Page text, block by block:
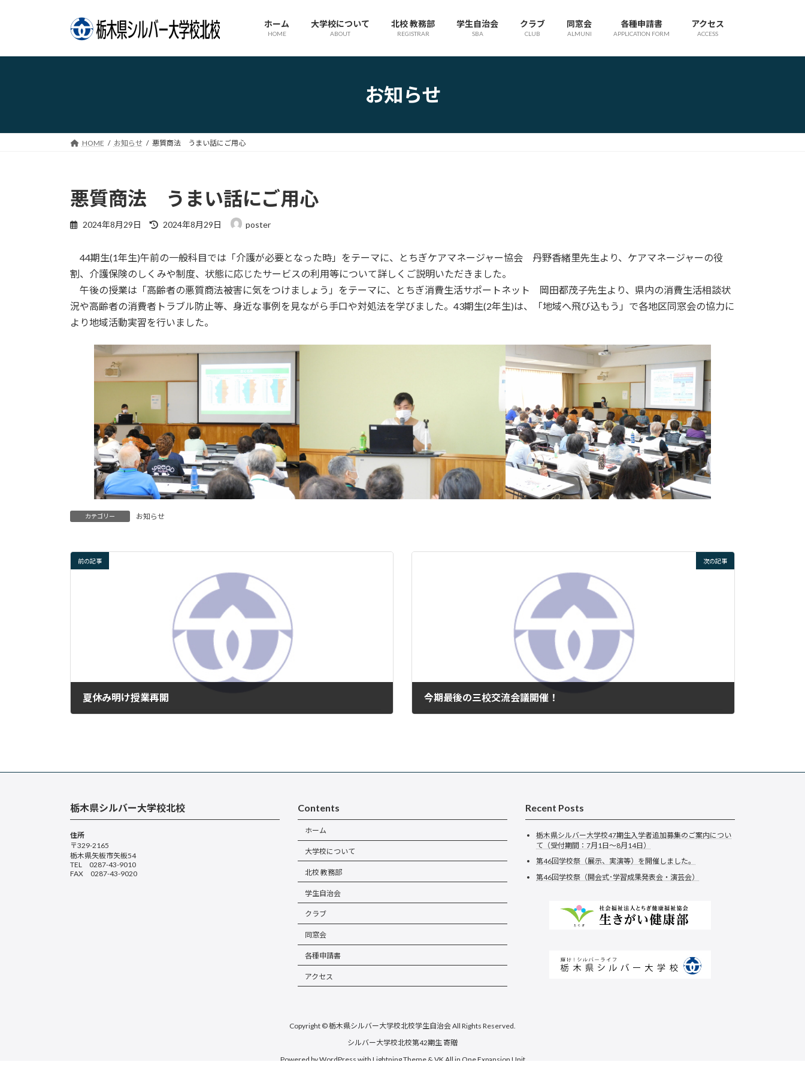
プ
動
ホーム
HOME
大学校について
ABOUT
北校 教務部
REGISTRAR
学生自治会
SBA
クラブ
CLUB
同窓会
ALMUNI
各種申請書
APPLICATION FORM
アクセス
ACCESS
お知らせ
HOME お知らせ 悪質商法 うまい話にご用心
悪質商法 うまい話にご用心
2024年8月29日
最
新
日
:
2024年8月29日 poster
44期生(1年生)午前の一般科目では「介護が必要となった時」をテーマに、とちぎケアマネージャー協会 丹野香緒里先生より、ケアマネージャーの役
割、介護保険のしくみや制度、状態に応じたサービスの利用等について詳しくご説明いただきました。
午後の授業は「高齢者の悪質商法被害に気をつけましょう」をテーマに、とちぎ消費生活サポートネット 岡田都茂子先生より、県内の消費生活相談状
況や高齢者の消費者トラブル防止等、身近な事例を見ながら手口や対処法を学びました。43期生(2年生)は、「地域へ飛び込もう」で各地区同窓会の協力に
より地域活動実習を行いました。
カテゴリー お知らせ
前の記事
夏休み明け授業再開
次の記事
今期最後の三校交流会議開催！
栃木県シルバー大学校北校
住所
〒329-2165
栃木県矢板市矢板54
TEL 0287-43-9010
FAX 0287-43-9020
Contents
ホーム
大学校について
北校 教務部
学生自治会
クラブ
同窓会
各種申請書
アクセス
Recent Posts
栃木県シルバー大学校47期生入学者追加募集のご案内につい
て（受付期間：7月1日～8月14日）
第46回学校祭（展示、実演等）を開催しました。
第46回学校祭（開会式･学習成果発表会・演芸会）
Copyright © 栃木県シルバー大学校北校学生自治会 All Rights Reserved.
シルバー大学校北校第42期生 寄贈
Powered byWordPress with Lightning Theme& VK All in One Expansion Unit